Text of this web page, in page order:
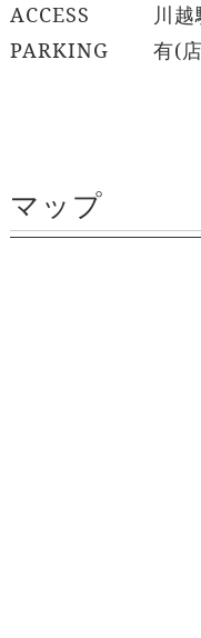
ACCESS
川
PARKING
有(
マップ